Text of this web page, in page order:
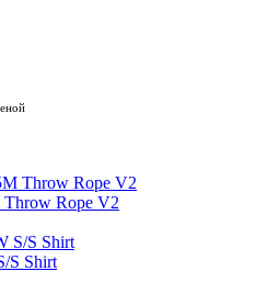
Rope V2
S Shirt